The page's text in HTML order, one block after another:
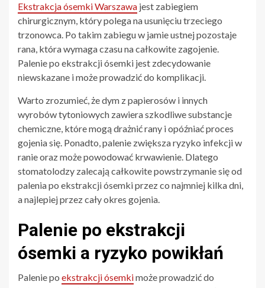
Ekstrakcja ósemki Warszawa jest zabiegiem
chirurgicznym, który polega na usunięciu trzeciego
trzonowca. Po takim zabiegu w jamie ustnej pozostaje
rana, która wymaga czasu na całkowite zagojenie.
Palenie po ekstrakcji ósemki jest zdecydowanie
niewskazane i może prowadzić do komplikacji.
Warto zrozumieć, że dym z papierosów i innych
wyrobów tytoniowych zawiera szkodliwe substancje
chemiczne, które mogą drażnić rany i opóźniać proces
gojenia się. Ponadto, palenie zwiększa ryzyko infekcji w
ranie oraz może powodować krwawienie. Dlatego
stomatolodzy zalecają całkowite powstrzymanie się od
palenia po ekstrakcji ósemki przez co najmniej kilka dni,
a najlepiej przez cały okres gojenia.
Palenie po ekstrakcji
ósemki a ryzyko powikłań
Palenie po ekstrakcji ósemkimoże prowadzić do